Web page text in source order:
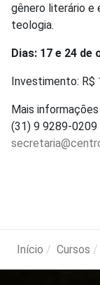
gênero literário e
teologia.
Dias: 17 e 24 de
Investimento: R$
Mais
(31) 9 9289-0209
Início Cursos